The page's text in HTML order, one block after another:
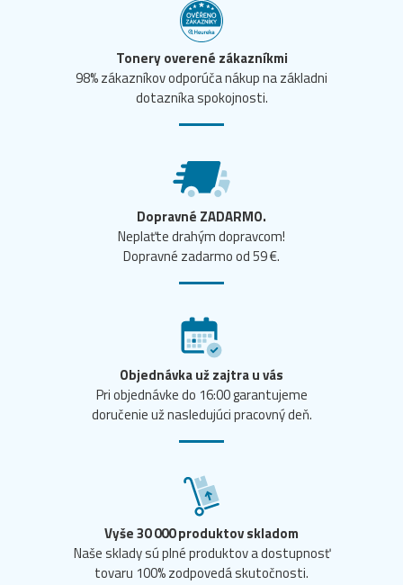
Tonery overené zákazníkmi
98% zákazníkov odporúča nákup na základni
dotazníka spokojnosti.
Dopravné ZADARMO.
Neplaťte drahým dopravcom!
Dopravné zadarmo od 59 €.
Objednávka už zajtra u vás
Pri objednávke do 16:00 garantujeme
doručenie už nasledujúci pracovný deň.
Vyše 30 000 produktov skladom
Naše sklady sú plné produktov a dostupnosť
tovaru 100% zodpovedá skutočnosti.